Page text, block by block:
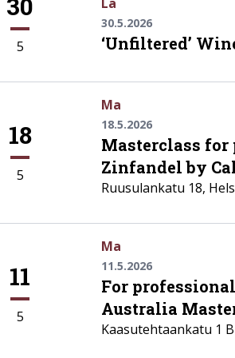
5
30.5.2026
‘Unfiltered’
18
5
Ma
18.5.2026
Masterclass
Zinfandel by
Ruusulankatu 18,
11
5
Ma
11.5.2026
For
Australia
Kaasutehtaankatu 1